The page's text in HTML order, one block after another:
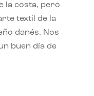
la costa, pero
textil de la
danés. Nos
buen día de